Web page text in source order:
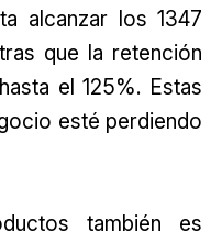
alcanzar los 1347
que la retención
el 125%. Estas
esté perdiendo
también es